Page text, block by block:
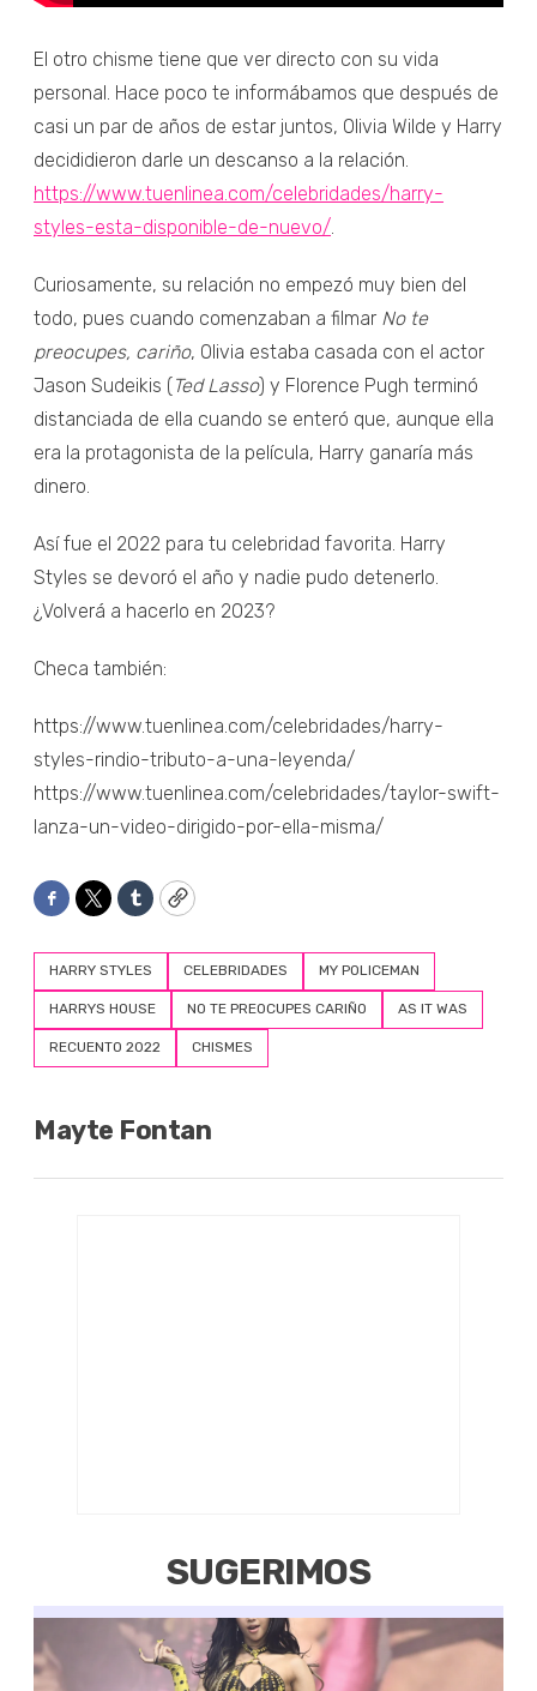
El otro chisme tiene que ver directo con su vida
personal. Hace poco te informábamos que después de
casi un par de años de estar juntos, Olivia Wilde y Harry
decididieron darle un descanso a la relación.
https://www.tuenlinea.com/celebridades/harry-
styles-esta-disponible-de-nuevo/
Curiosamente, su relación no empezó muy bien del
todo, pues cuando comenzaban a filmar No te
preocupes, cariño, Olivia estaba casada con el actor
Jason Sudeikis (Ted Lasso) y Florence Pugh terminó
distanciada de ella cuando se enteró que, aunque ella
era la protagonista de la película, Harry ganaría más
dinero.
Así fue el 2022 para tu celebridad favorita. Harry
Styles se devoró el año y nadie pudo detenerlo.
¿Volverá a hacerlo en 2023?
Checa también:
https://www.tuenlinea.com/celebridades/harry-
styles-rindio-tributo-a-una-leyenda/
https://www.tuenlinea.com/celebridades/taylor-swift-
lanza-un-video-dirigido-por-ella-misma/
Facebook
TwitterTumblrCopy
HARRY STYLES CELEBRIDADES MY POLICEMAN
HARRYS HOUSE NO TE PREOCUPES CARIÑO AS IT WAS
RECUENTO 2022 CHISMES
Mayte Fontan
SUGERIMOS